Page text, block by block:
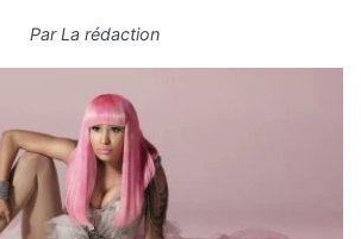
ParLa rédaction